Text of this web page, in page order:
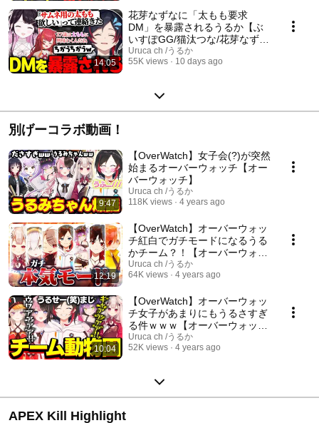
14:05
花芽なずなに「太もも要求
DM」を暴露されるうるか【ぶ
いすぽGG/猫汰つな/花芽なず
な/うるか/APEX】
Uruca ch /うるか
55K views
10 days ago
別げーコラボ動画！
9:47
【OverWatch】女子会(?)が突然
始まるオーバーウォッチ【オー
バーウォッチ】
Uruca ch /うるか
118K views
4 years ago
12:19
【OverWatch】オーバーウォッ
チ紅白でガチモードになるうる
かチーム？！【オーバーウォッ
チ】
Uruca ch /うるか
64K views
4 years ago
10:04
【OverWatch】オーバーウォッ
チ女子があまりにもうるさすぎ
る件ｗｗｗ【オーバーウォッ
チ】
Uruca ch /うるか
52K views
4 years ago
APEX Kill Highlight